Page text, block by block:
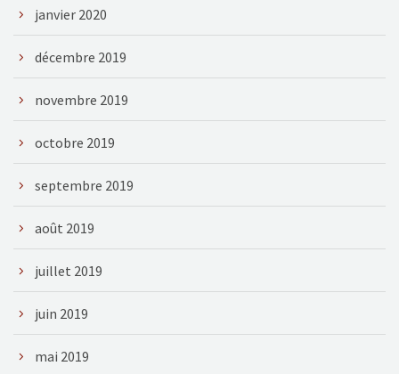
janvier 2020
décembre 2019
novembre 2019
octobre 2019
septembre 2019
août 2019
juillet 2019
juin 2019
mai 2019